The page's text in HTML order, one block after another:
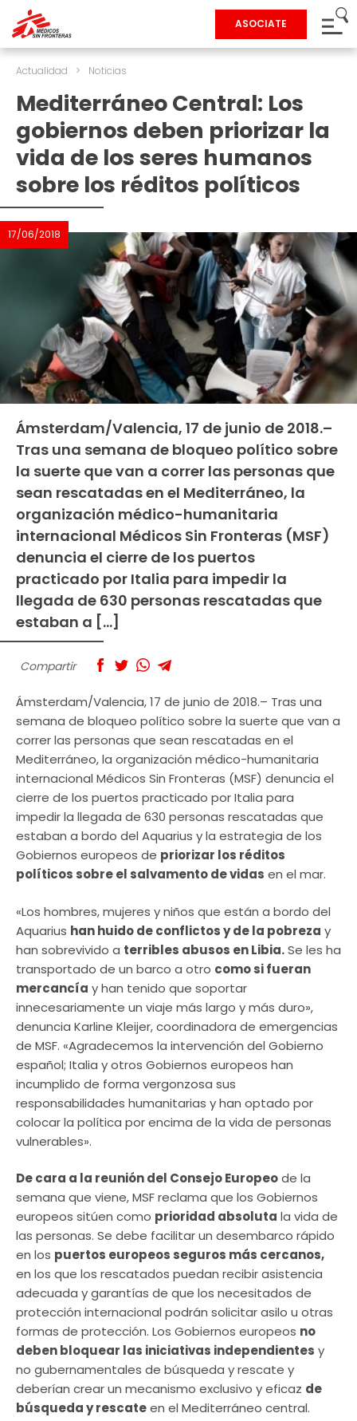
ASOCIATE
Actualidad > Noticias
Mediterráneo Central: Los
gobiernos deben priorizar la
vida de los seres humanos
sobre los réditos políticos
17/06/2018
Ámsterdam/Valencia, 17 de junio de 2018.–
Tras una semana de bloqueo político sobre
la suerte que van a correr las personas que
sean rescatadas en el Mediterráneo, la
organización médico-humanitaria
internacional Médicos Sin Fronteras (MSF)
denuncia el cierre de los puertos
practicado por Italia para impedir la
llegada de 630 personas rescatadas que
estaban a […]
Compartir
Ámsterdam/Valencia, 17 de junio de 2018.– Tras una
semana de bloqueo político sobre la suerte que van a
correr las personas que sean rescatadas en el
Mediterráneo, la organización médico-humanitaria
internacional Médicos Sin Fronteras (MSF) denuncia el
cierre de los puertos practicado por Italia para
impedir la llegada de 630 personas rescatadas que
estaban a bordo del Aquarius y la estrategia de los
Gobiernos europeos de priorizar los réditos
políticos sobre el salvamento de vidas en el mar.
«Los hombres, mujeres y niños que están a bordo del
Aquarius han huido de conflictos y de la pobreza y
han sobrevivido a terribles abusos en Libia.Se les ha
transportado de un barco a otro como si fueran
mercancía y han tenido que soportar
innecesariamente un viaje más largo y más duro»,
denuncia Karline Kleijer, coordinadora de emergencias
de MSF. «Agradecemos la intervención del Gobierno
español; Italia y otros Gobiernos europeos han
incumplido de forma vergonzosa sus
responsabilidades humanitarias y han optado por
colocar la política por encima de la vida de personas
vulnerables».
De cara a la reunión del Consejo Europeode la
semana que viene, MSF reclama que los Gobiernos
europeos sitúen como prioridad absoluta la vida de
las personas. Se debe facilitar un desembarco rápido
en los puertos europeos seguros más cercanos,
en los que los rescatados puedan recibir asistencia
adecuada y garantías de que los necesitados de
protección internacional podrán solicitar asilo u otras
formas de protección. Los Gobiernos europeos no
deben bloquear las iniciativas independientes y
no gubernamentales de búsqueda y rescate y
deberían crear un mecanismo exclusivo y eficaz de
búsqueda y rescateen el Mediterráneo central.